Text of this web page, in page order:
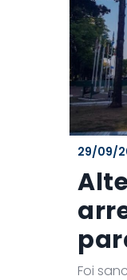
29/09/
Foi